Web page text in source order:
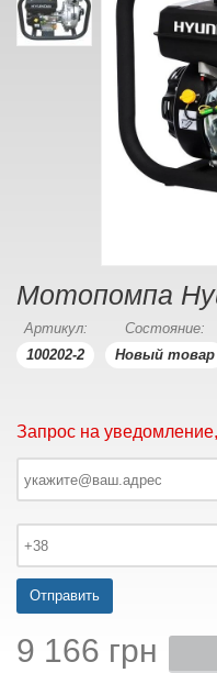
Мотопомпа
Артикул:
100202-2
Состояние:
Новый товар
Запрос на
Отправить
9 166 грн